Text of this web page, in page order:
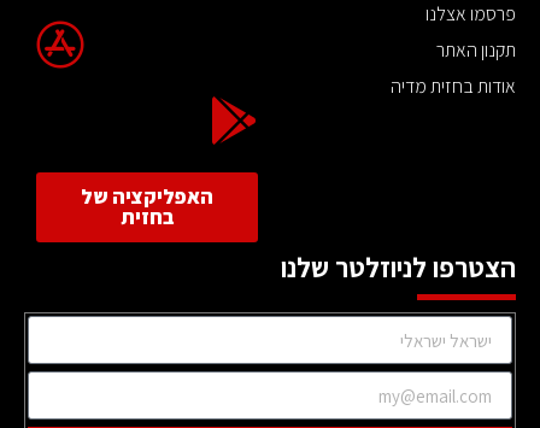
פרסמו אצלנו
תקנון האתר
אודות בחזית מדיה
האפליקציה של
בחזית
הצטרפו לניוזלטר שלנו